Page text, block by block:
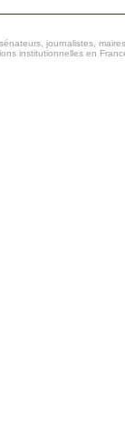
journalistes,
institutionnelles en